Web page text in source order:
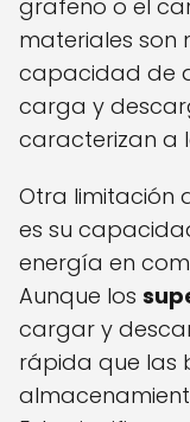
grafeno o el
materiales son
capacidad de
carga y
caracterizan a
Otra limitación
es su
energía en
Aunque los
cargar y
rápida que las